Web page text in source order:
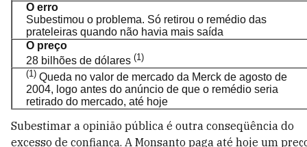
O erro
Subestimou o problema. Só retirou o remédio das
prateleiras quando não havia mais saída
O preço
28 bilhões de dólares (1)
(1) Queda no valor de mercado da Merck de agosto de
2004, logo antes do anúncio de que o remédio seria
retirado do mercado, até hoje
Subestimar a opinião pública é outra conseqüência do
excesso de confiança. A Monsanto paga até hoje um